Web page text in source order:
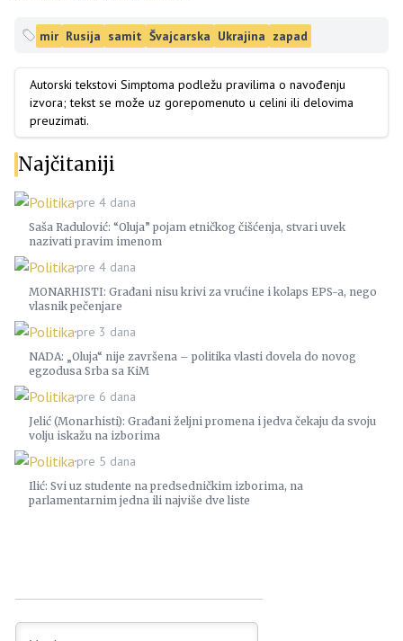
mir Rusija samit Švajcarska Ukrajina zapad
Autorski tekstovi Simptoma podležu pravilima o navođenju
izvora; tekst se može uz gorepomenuto u celini ili delovima
preuzimati.
Najčitaniji
Politikapre 4 dana
Saša Radulović: “Oluja” pojam etničkog čišćenja, stvari uvek
nazivati pravim imenom
Politikapre 4 dana
MONARHISTI: Građani nisu krivi za vrućine i kolaps EPS-a, nego
vlasnik pečenjare
Politikapre 3 dana
NADA: „Oluja“ nije završena – politika vlasti dovela do novog
egzodusa Srba sa KiM
Politikapre 6 dana
Jelić (Monarhisti): Građani željni promena i jedva čekaju da svoju
volju iskažu na izborima
Politikapre 5 dana
Ilić: Svi uz studente na predsedničkim izborima, na
parlamentarnim jedna ili najviše dve liste